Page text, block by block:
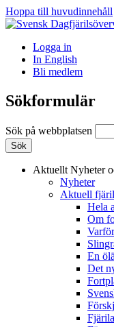
Hoppa till huvudinnehåll
Logga in
In English
Bli medlem
Sökformulär
Sök på webbplatsen
Aktuellt Nyheter
Nyheter
Aktuell
Hela
Om
En
Det